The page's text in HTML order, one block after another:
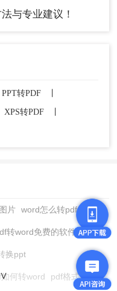
与专业建议！
PPT转PDF
XPS转PDF
片 word怎么转pdf
转word免费的软件
换ppt
何转word pdf格式转换
∨